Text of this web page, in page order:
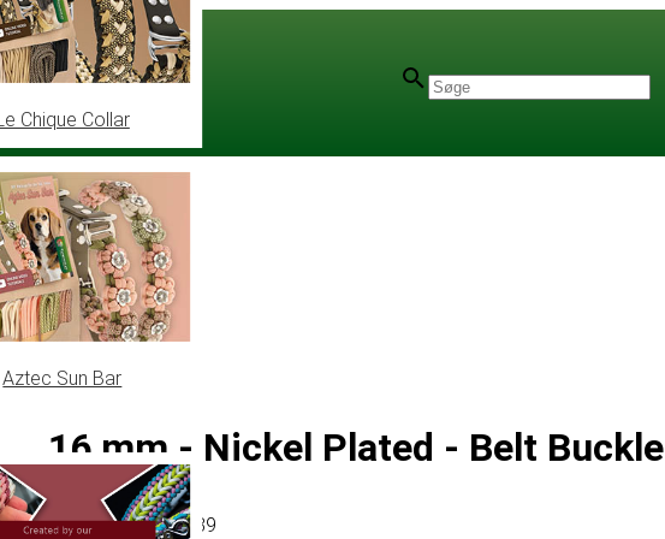
Chique Collar
Aztec Sun Bar
16 mm - Nickel Plated - Belt Buckle
Artikel# MT021289